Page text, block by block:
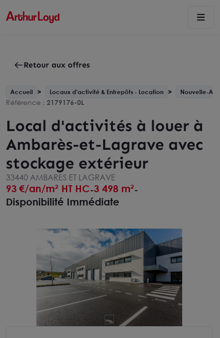
Retour aux offres
Accueil Locaux d'activité & Entrepôts - Location Nouvelle-
Référence : 2179176-0L
Local d'activités à louer à
Ambarès-et-Lagrave avec
stockage extérieur
33440 AMBARES ET LAGRAVE
93 €/an/m² HT HC-3 498 m²-
Disponibilité Immédiate